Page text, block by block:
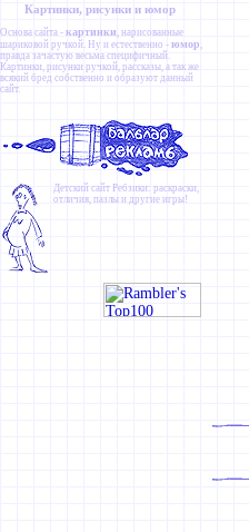
Картинки, рисунки и юмор
Основа сайта - картинки , нарисованные
шариковой ручкой. Ну и естественно - юмор ,
правда зачастую весьма специфичный.
Картинки, рисунки ручкой, рассказы, а так же
всякий бред собственно и образуют данный
сайт.
Детский сайт Ребзики: раскраски,
отличия, пазлы и другие игры!